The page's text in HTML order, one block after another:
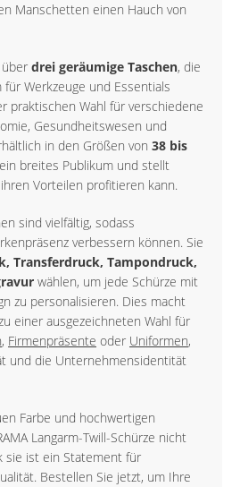
Manschetten einen Hauch von
drei geräumige Taschen, die
Werkzeuge und Essentials
praktischen Wahl für verschiedene
Gesundheitswesen und
in den Größen von 38 bis
breites Publikum und stellt
Vorteilen profitieren kann.
sind vielfältig, sodass
verbessern können. Sie
Transferdruck, Tampondruck,
wählen, um jede Schürze mit
zu personalisieren. Dies macht
einer ausgezeichneten Wahl für
, Firmenpräsente oder Uniformen,
und die Unternehmensidentität
Farbe und hochwertigen
Langarm-Twill-Schürze nicht
sie ist ein Statement für
Bestellen Sie jetzt, um Ihre